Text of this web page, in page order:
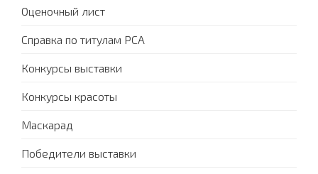
Оценочный лист
Справка по титулам PCA
Конкурсы выставки
Конкурсы красоты
Маскарад
Победители выставки